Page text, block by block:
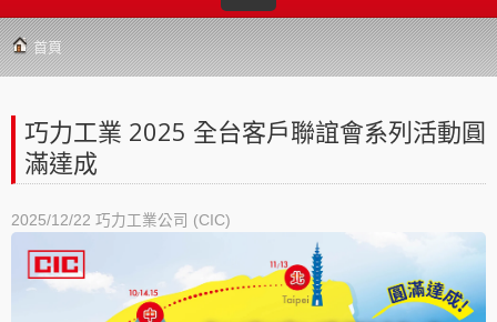
首頁
巧力工業 2025 全台客戶聯誼會系列活動圓
滿達成
2025/12/22 巧力工業公司 (CIC)